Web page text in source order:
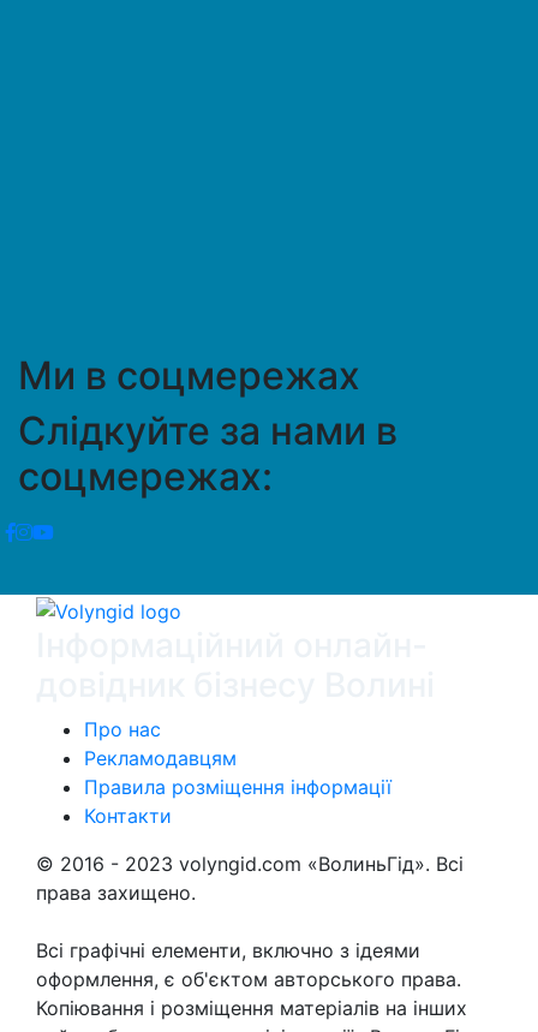
Ми в соцмережах
Слідкуйте за нами в
соцмережах:
Про нас
Рекламодавцям
Правила розміщення інформації
Контакти
© 2016 - 2023 volyngid.com «ВолиньГід». Всі
права захищено.
Всі графічні елементи, включно з ідеями
оформлення, є об'єктом авторського права.
Копіювання і розміщення матеріалів на інших